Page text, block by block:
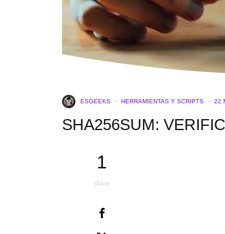
ESGEEKS · HERRAMIENTAS Y SCRIPTS · 22
SHA256SUM:
1
share